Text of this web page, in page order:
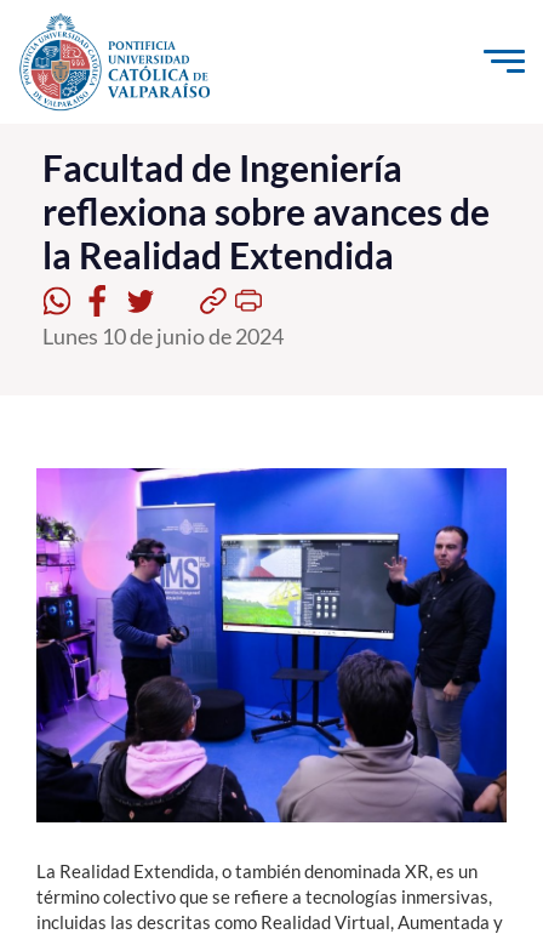
Click acá para ir directamente al contenido
La Universidad
Investigación, Creación e Innovación
PUCV Internacional
Vinculación con el Medio
Formación Continua
Estudiantes
Académicos
Funcionarios
Alumni
Facultad de Ingeniería
reflexiona sobre avances de
la Realidad Extendida
Lunes 10 de junio de 2024
La Realidad Extendida, o también denominada XR, es un
término colectivo que se refiere a tecnologías inmersivas,
incluidas las descritas como Realidad Virtual, Aumentada y